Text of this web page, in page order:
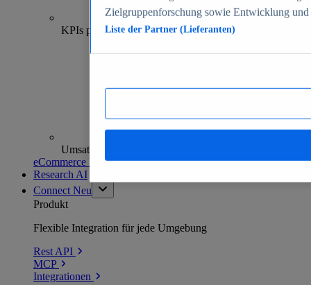
70+
KPIs pro Shop
Umsatzanalysen und -prognosen
eCommerce Insights entdecken
Research AI
Connect Neu
Produkt
Flexible Integration für jede Umgebung
Rest API
MCP
Integrationen
Zielgruppenforschung sowie Entwicklung
Liste der Partner (Lieferanten)